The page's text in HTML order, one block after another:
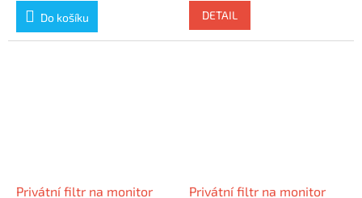
Do košíku
DETAIL
Privátní filtr na monitor
Privátní filtr na monitor